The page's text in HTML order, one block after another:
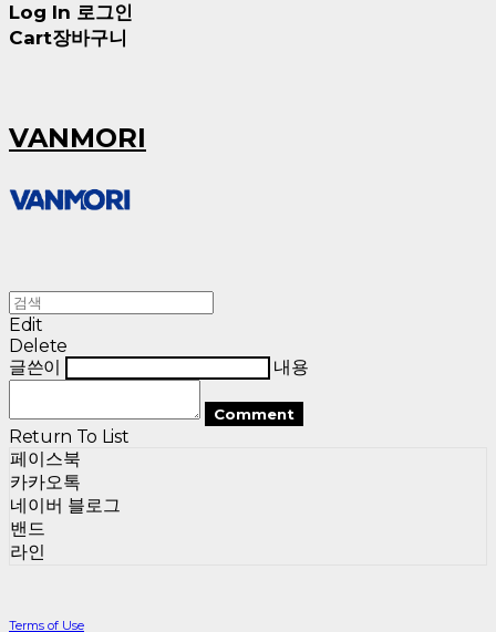
Log In 로그인
Cart장바구니
VANMORI
Edit
Delete
글쓴이
내용
Comment
Return To List
페이스북
카카오톡
네이버 블로그
밴드
라인
Terms of Use